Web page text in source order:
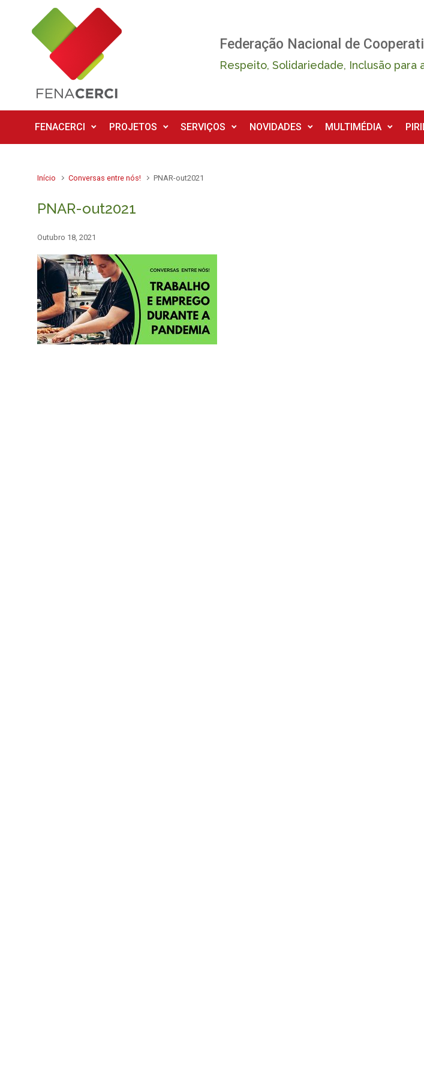
Skip to main content
Federação Nacional de
Respeito, Solidariedade, Inclusão
FENACERCI PROJETOS SERVIÇOS NOVIDADES MULTIMÉDIA
Início Conversas entre nós! PNAR-out2021
PNAR-out2021
Outubro 18, 2021